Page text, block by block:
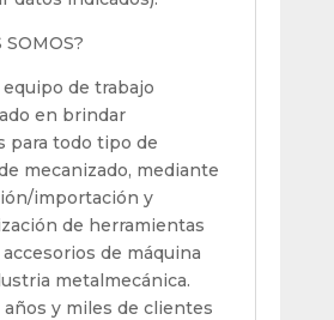
SOMOS?
de trabajo
en brindar
para todo tipo de
mecanizado, mediante
importación y
de herramientas
de máquina
metalmecánica.
años y miles de clientes